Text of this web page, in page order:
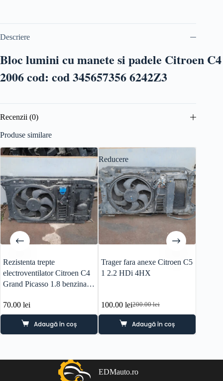
Descriere
Bloc lumini cu manete si padele Citroen C4
2006 cod: cod 345657356 6242Z3
Recenzii (0)
Produse similare
Rezistenta trepte
electroventilator Citroen C4
Grand Picasso 1.8 benzina
70.00 lei
Adaugă în coș
Reducere
Trager fara anexe Citroen C5
1 2.2 HDi 4HX
200.00lei
Prețul
inițial
a
fost:
100.00leiPrețul
curent
este:
100.00 lei.
Adaugă în coș
EDMauto.ro